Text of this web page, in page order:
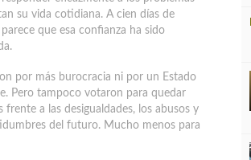
su vida cotidiana. A cien días de
que esa confianza ha sido
por más burocracia ni por un Estado
Pero tampoco votaron para quedar
frente a las desigualdades, los abusos y
del futuro. Mucho menos para